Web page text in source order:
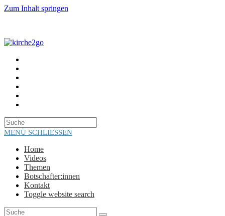
Zum Inhalt springen
MENÜ SCHLIESSEN
Home
Videos
Themen
Botschafter:innen
Kontakt
Toggle website search